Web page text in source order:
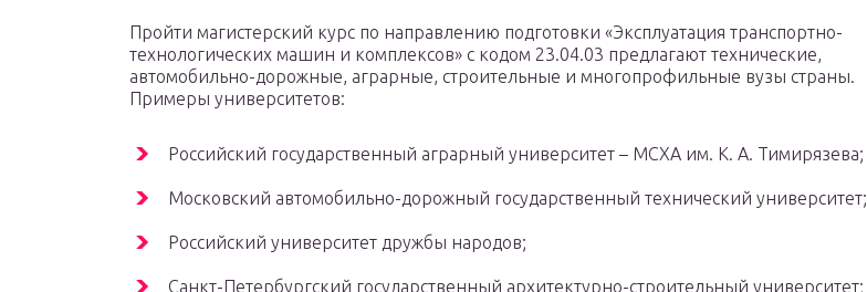
Пройти магистерский курс по направлению подготовки «Эксплуатация транспортно-
технологических машин и комплексов» с кодом 23.04.03 предлагают технические,
автомобильно-дорожные, аграрные, строительные и многопрофильные вузы страны.
Примеры университетов:
Российский государственный аграрный университет – МСХА им. К. А. Тимирязева;
Московский автомобильно-дорожный государственный технический университет;
Российский университет дружбы народов;
Санкт-Петербургский государственный архитектурно-строительный университет;